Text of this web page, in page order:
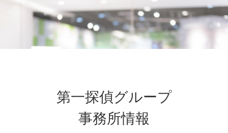
第一探偵グループ
事務所情報